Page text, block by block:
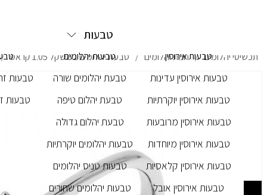
טבעות
טבעות אירוסין
טבעות אירוסין עדינות
טבעות אירוסין יוקרתיות
טבעות אירוסין מרובעות
טבעות אירוסין מיוחדות
טבעות אירוסין קלאסיות
טבעות אירוסין אובל
טבעות יהלומים
טבעת יהלומים שורה
טבעת יהלום טיפה
טבעת יהלום גדולה
טבעות יהלומים יוקרתיות
טבעות טניס יהלומים
טבעות יהלומים שחורים
טבעות
טבעות
תכשיטי יהלומים / חנות יהלומים / טבעת יהלומים במשקל 1.05 קראט /